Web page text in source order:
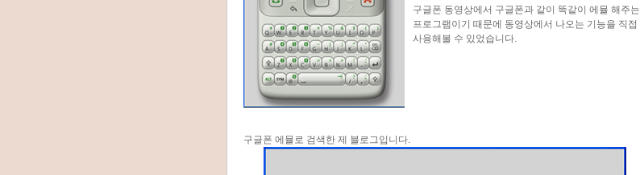
구글폰 동영상에서 구글폰과 같이 똑같이 에뮬 해주는
프로그램이기 때문에 동영상에서 나오는 기능을 직접
사용해볼 수 있었습니다.
구글폰 에뮬로 검색한 제 블로그입니다.